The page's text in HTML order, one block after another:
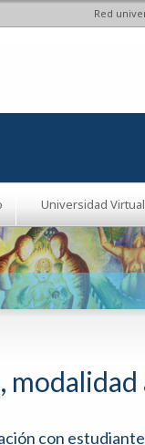
Red
Universidad Virtual
con